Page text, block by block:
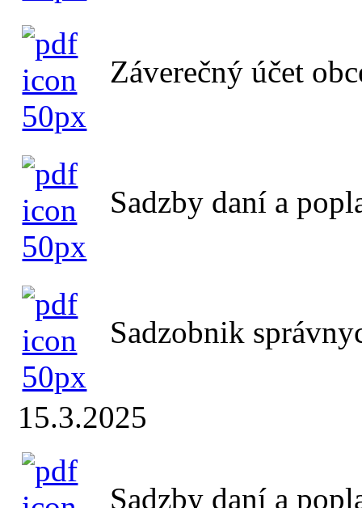
Záverečný účet
Sadzby daní a
Sadzobnik
15.3.2025
Sadzby daní a